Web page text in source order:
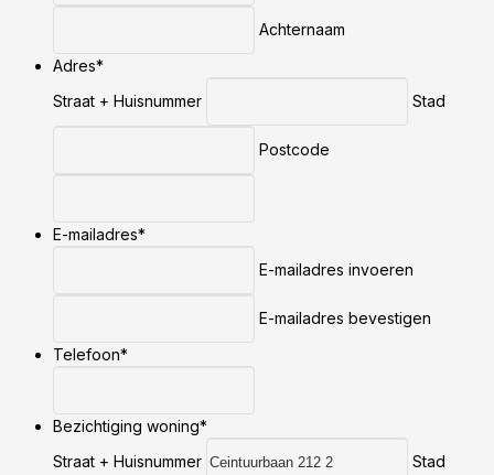
Achternaam
Adres*
Straat + Huisnummer
Stad
Postcode
E-mailadres*
E-mailadres invoeren
E-mailadres bevestigen
Telefoon*
Bezichtiging woning*
Straat + Huisnummer
Stad